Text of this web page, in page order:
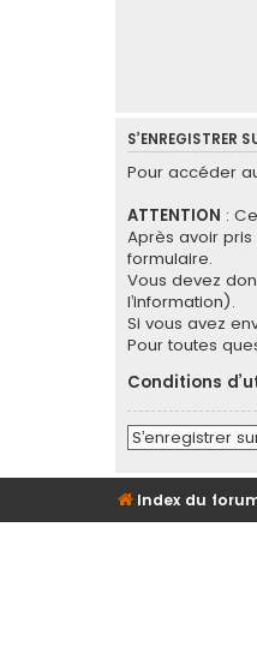
S’ENREGISTRER
Pour accéder
ATTENTION :
Après avoir
formulaire.
Vous devez
l’information).
Si vous avez
Pour toutes
Conditions
S’enregistrer
Index du